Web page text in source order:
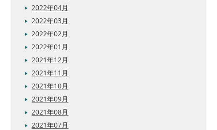
2022年04月
2022年03月
2022年02月
2022年01月
2021年12月
2021年11月
2021年10月
2021年09月
2021年08月
2021年07月